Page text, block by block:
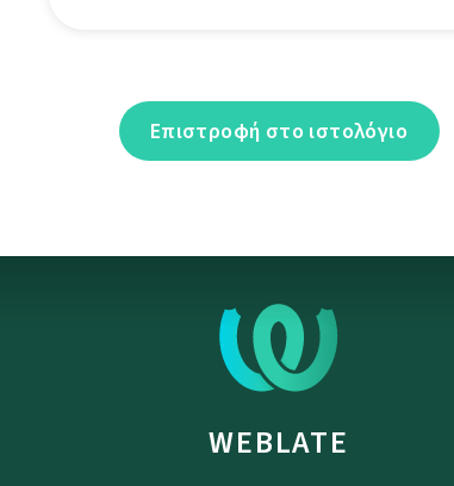
Επιστροφή στο ιστολόγιο
WEBLATE